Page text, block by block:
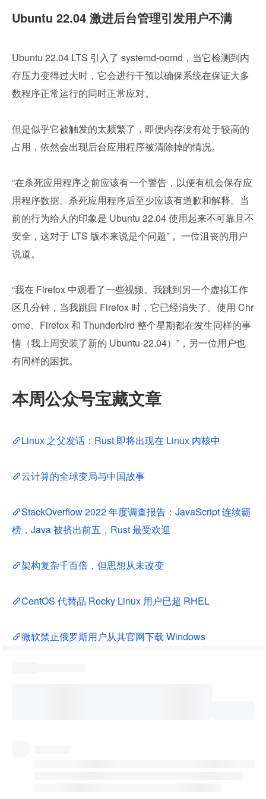
Ubuntu 22.04 激进后台管理引发用户不满
Ubuntu 22.04 LTS 引入了 systemd-oomd，当它检测到内
存压力变得过大时，它会进行干预以确保系统在保证大多
数程序正常运行的同时正常应对。
但是似乎它被触发的太频繁了，即便内存没有处于较高的
占用，依然会出现后台应用程序被清除掉的情况。
“在杀死应用程序之前应该有一个警告，以便有机会保存应
用程序数据。杀死应用程序后至少应该有道歉和解释。当
前的行为给人的印象是 Ubuntu 22.04 使用起来不可靠且不
安全，这对于 LTS 版本来说是个问题”， 一位沮丧的用户
说道。
“我在 Firefox 中观看了一些视频。我跳到另一个虚拟工作
区几分钟，当我跳回 Firefox 时，它已经消失了。使用 Chr
ome、Firefox 和 Thunderbird 整个星期都在发生同样的事
情（我上周安装了新的 Ubuntu-22.04）”，另一位用户也
有同样的困扰。
本周公众号宝藏文章
Linux 之父发话：Rust 即将出现在 Linux 内核中
云计算的全球变局与中国故事
StackOverflow 2022 年度调查报告：JavaScript 连续霸
榜，Java 被挤出前五，Rust 最受欢迎
架构复杂千百倍，但思想从未改变
CentOS 代替品 Rocky Linux 用户已超 RHEL
微软禁止俄罗斯用户从其官网下载 Windows